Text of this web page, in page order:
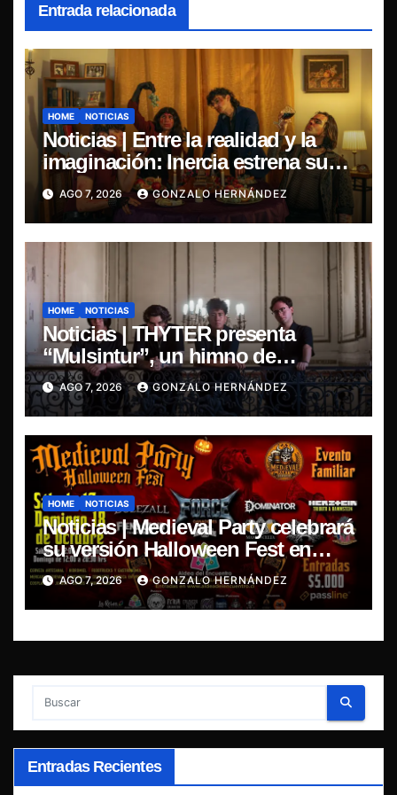
Entrada relacionada
HOME NOTICIAS
Noticias | Entre la realidad y la
imaginación: Inercia estrena su
primer single “Marilina”
AGO 7, 2026 GONZALO HERNÁNDEZ
HOME NOTICIAS
Noticias | THYTER presenta
“Mulsintur”, un himno de
heavy/power metal inspirado en
Tomás Paniri
AGO 7, 2026 GONZALO HERNÁNDEZ
HOME NOTICIAS
Noticias | Medieval Party celebrará
su versión Halloween Fest en
Aldea del Encuentro
AGO 7, 2026 GONZALO HERNÁNDEZ
Entradas Recientes